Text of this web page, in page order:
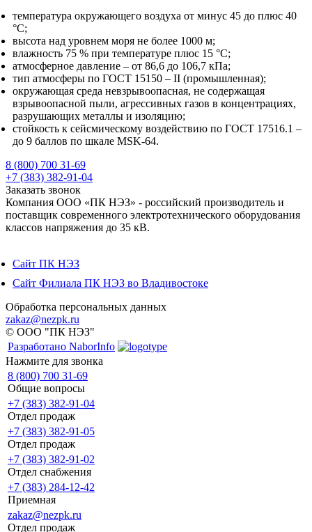
температура окружающего воздуха от минус 45 до плюс 40
°С;
высота над уровнем моря не более 1000 м;
влажность 75 % при температуре плюс 15 °С;
атмосферное давление – от 86,6 до 106,7 кПа;
тип атмосферы по ГОСТ 15150 – II (промышленная);
окружающая среда невзрывоопасная, не содержащая
взрывоопасной пыли, агрессивных газов в концентрациях,
разрушающих металлы и изоляцию;
стойкость к сейсмическому воздействию по ГОСТ 17516.1 –
до 9 баллов по шкале MSK-64.
8 (800) 700 31-69
+7 (383) 382-91-04
Заказать звонок
Компания ООО «ПК НЭЗ» - российский производитель и
поставщик современного электротехнического оборудования
классов напряжения до 35 кВ.
Сайт ПК НЭЗ
Сайт Филиала ПК НЭЗ во Владивостоке
Обработка персональных данных
zakaz@nezpk.ru
© ООО "ПК НЭЗ"
Разработано NaborInfo
Нажмите для звонка
8 (800) 700 31-69
Общие вопросы
+7 (383) 382-91-04
Отдел продаж
+7 (383) 382-91-05
Отдел продаж
+7 (383) 382-91-02
Отдел снабжения
+7 (383) 284-12-42
Приемная
zakaz@nezpk.ru
Отдел продаж